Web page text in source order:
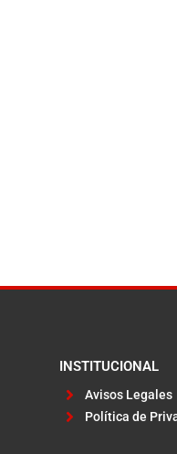
INSTITUCIONAL
Avisos Legales
Política de